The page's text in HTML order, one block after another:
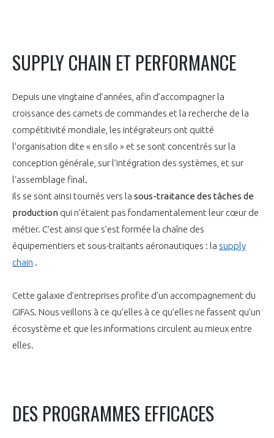
MÉDIATION ET CHARTE D’ENGAGEMENT SUR LES RELATIONS ENTRE
CLIENTS ET FOURNISSEURS
LA MÉDIATION AU-DELÀ DE LA FILIÈRE AÉRONAUTIQUE ET SPATIALE
PRENDRE CONTACT AVEC LE MÉDIATEUR DE LA FILIÈRE
CHIFFRES CLÉS
LES ENJEUX
COMPÉTITIVITÉ
EMPLOI & FORMATION
ENVIRONNEMENT
INTERNATIONALISATION
LES PUBLICATIONS
DOCUMENTS & BROCHURES
RAPPORTS D'ACTIVITÉS
SUPPLY CHAIN ET PERFORMANCE
Depuis une vingtaine d’années, afin d’accompagner la
croissance des carnets de commandes et la recherche de la
compétitivité mondiale, les intégrateurs ont quitté
l’organisation dite « en silo » et se sont concentrés sur la
conception générale, sur l’intégration des systèmes, et sur
l’assemblage final.
Ils se sont ainsi tournés vers la sous-traitance des tâches de
production qui n’étaient pas fondamentalement leur cœur de
métier. C’est ainsi que s’est formée la chaîne des
équipementiers et sous-traitants aéronautiques : la supply
chain .
Cette galaxie d’entreprises profite d’un accompagnement du
GIFAS. Nous veillons à ce qu’elles à ce qu’elles ne fassent qu’un
écosystème et que les informations circulent au mieux entre
elles.
DES PROGRAMMES EFFICACES